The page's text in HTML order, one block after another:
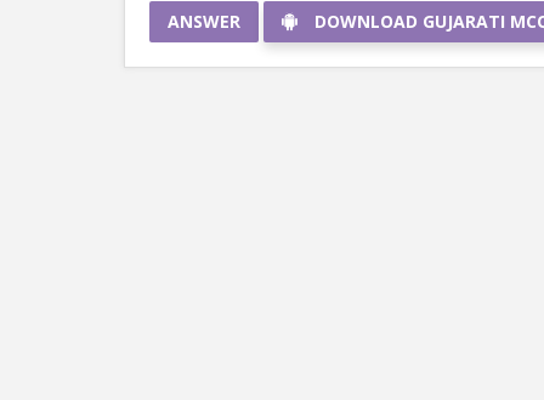
ANSWER DOWNLOAD GUJARATI